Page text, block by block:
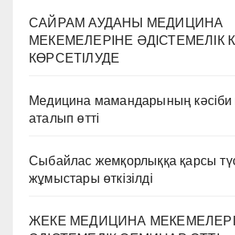
САЙРАМ АУДАНЫ МЕДИЦИНА
МЕКЕМЕЛЕРІНЕ ӘДІСТЕМЕЛІК
КӨРСЕТІЛУДЕ
Медицина мамандарының кәсіби
аталып өтті
Сыбайлас жемқорлыққа қарсы
жұмыстары өткізілді
ЖЕКЕ МЕДИЦИНА